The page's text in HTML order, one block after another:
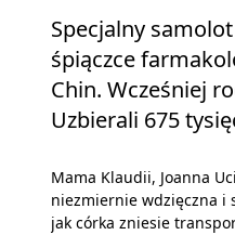
Specjalny
śpiączce
Chin. Wcześniej
Uzbierali 675
Mama Klaudii, Joanna
niezmiernie wdzięczna i
jak córka zniesie